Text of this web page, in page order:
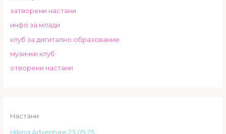
затворени настани
инфо за млади
клуб за дигитално образование
музички клуб
отворени настани
Настани
Hiking Adventure 23.09.25